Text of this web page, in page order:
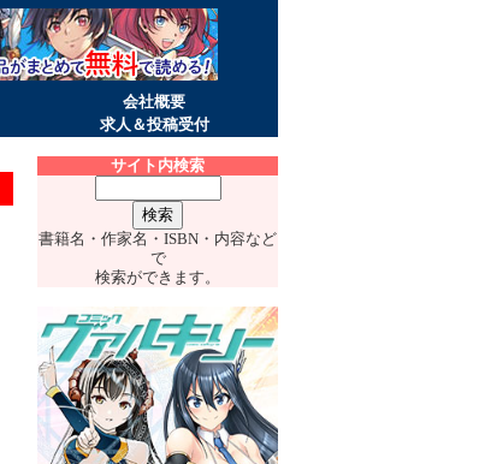
会社概要
求人＆投稿受付
サイト内検索
書籍名・作家名・ISBN・内容など
で
検索ができます。